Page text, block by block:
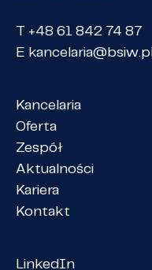
T +48 61 842 74 87
E kancelaria@bsiw.pl
Kancelaria
Oferta
Zespół
Aktualności
Kariera
Kontakt
LinkedIn